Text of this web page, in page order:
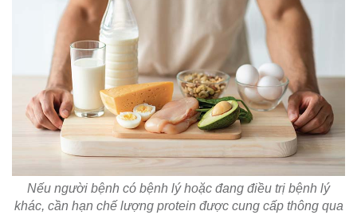
Nếu người bệnh có bệnh lý hoặc đang điều trị bệnh lý
khác, cần hạn chế lượng protein được cung cấp thông qua